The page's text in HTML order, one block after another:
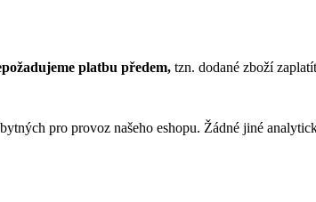
platbu předem, tzn. dodané zboží
pro provoz našeho eshopu. Žádné jiné